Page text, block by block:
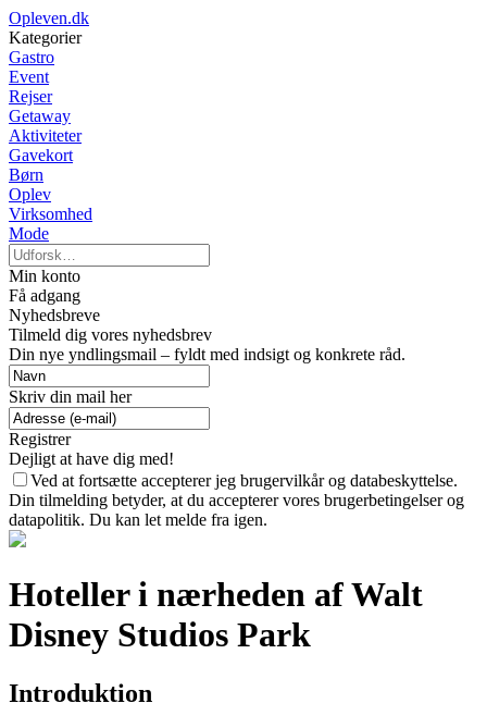
Opleven.dk
Kategorier
Gastro
Event
Rejser
Getaway
Aktiviteter
Gavekort
Børn
Oplev
Virksomhed
Mode
Min konto
Få adgang
Nyhedsbreve
Tilmeld dig vores nyhedsbrev
Din nye yndlingsmail – fyldt med indsigt og konkrete råd.
Skriv din mail her
Registrer
Dejligt at have dig med!
Ved at fortsætte accepterer jeg brugervilkår og databeskyttelse.
Din tilmelding betyder, at du accepterer vores brugerbetingelser og
datapolitik. Du kan let melde fra igen.
Hoteller i nærheden af Walt
Disney Studios Park
Introduktion